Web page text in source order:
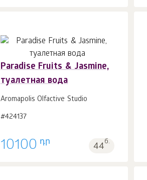
Paradise Fruits & Jasmine,
туалетная вода
Aromapolis Olfactive Studio
#424137
10100 դր 44б.